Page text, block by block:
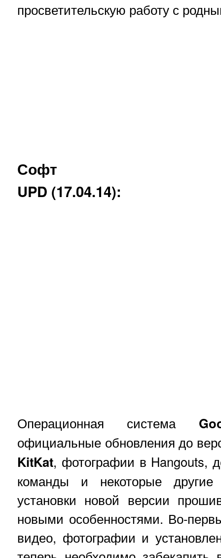
просветительскую работу с
Софт
UPD (17.04.14):
Операционная система
официальные обновления до
KitKat, фотографии в Hangouts,
команды и некоторые
установки новой версии
новыми особенностями. Во-
видео, фотографии и